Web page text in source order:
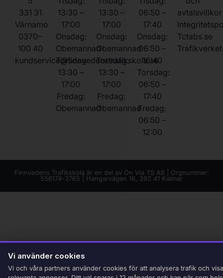
331 31
Värnamo
0370–
100 40
kundservice@finnvedenstrafikskola.se
13:30 –
17:00
Onsdag:
Obemannad
Torsdag:
13:30 –
17:00
Fredag:
Obemannad
13:30 –
17:00
Onsdag:
Obemannad
Torsdag:
13:30 –
17:00
Fredag:
Obemannad
06:50 –
17:40
Onsdag:
06:50 –
16:40
Torsdag:
06:50 –
17:40
Fredag:
06:50 –
12:00
avtalsvillkor
Tctabs.se
Trafikverket
Finnvedens Trafikskola är en del av On Via TS AB | Orgnummer:
556174-3765 | Hangarvägen 16, 392 41 Kalmar
Vi använder cookies
Vi och våra partners använder cookies för att analysera trafik och visa